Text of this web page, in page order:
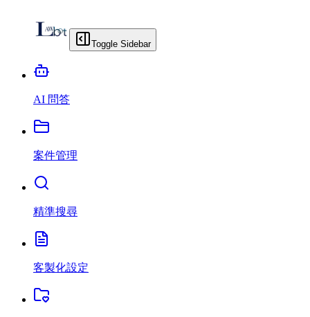
Toggle Sidebar
AI 問答
案件管理
精準搜尋
客製化設定